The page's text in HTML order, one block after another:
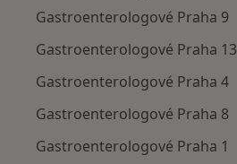
Gastroenterologové Praha 9
Gastroenterologové Praha 13
Gastroenterologové Praha 4
Gastroenterologové Praha 8
Gastroenterologové Praha 1